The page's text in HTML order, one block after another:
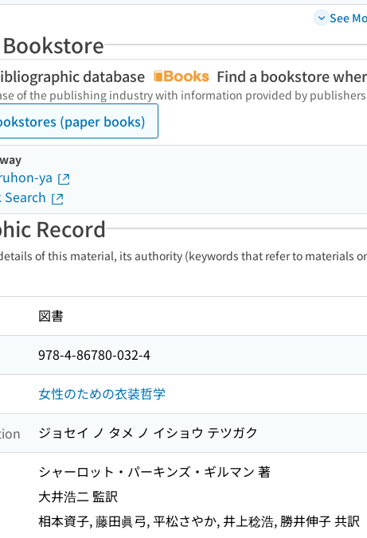
See
database Find a bookstore
of the publishing industry with information provided by
(paper books)
ya
Record
of this material, its authority (keywords that refer to materials
図書
978-4-86780-032-4
女性のための衣装哲学
ジョセイ ノ タメ ノ イショウ テツガク
シャーロット・パーキンズ・ギルマン 著
大井浩二 監訳
相本資子, 藤田眞弓, 平松さやか, 井上稔浩, 勝井伸子 共訳